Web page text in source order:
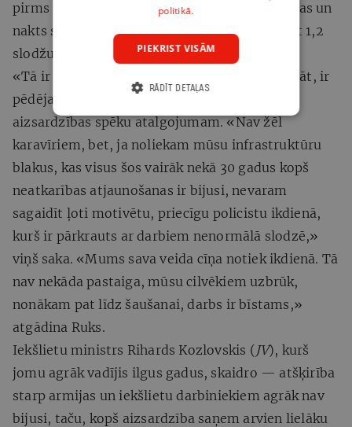
pirms nodokļu nomaksas. Strādājot virsstundas un
nakts stundās, labākajā gadījumā var nopelnīt 1,2
slodžu samaksu.
«Tā ir ilgstoša netaisnība,» Ruks saka. Viņaprāt, ir
pēdējais brīdis policistu atalgojumu tuvināt
aizsardzības spēku atalgojumam. «Nav žēl
karavīriem, bet, ja noliekam mūsu infrastruktūru
blakus, kas visus šos vairāk nekā 30 gadus kopš
neatkarības atjaunošanas ir bijusi, nevaram
sagaidīt ļoti motivētu, priecīgu policistu ikdienā,
kurš ir pārkrauts ar darbiem nenormālā slodzē,»
viņš saka. «Mums sava veida cīņa notiek ikdienā. Tā
nav nekāda pastaiga, mūsu cilvēkiem uzbrūk,
nonākam pat līdz šaušanai, darbs ir bīstams,»
atgādina Ruks.
Iekšlietu ministrs Rihards Kozlovskis (JV), kurš
jomu agrāk vadījis ilgus gadus, skaidro — atšķirība
starp armijas un iekšlietu darbiniekiem agrāk nav
bijusi, taču, kopš aizsardzība saņem arvien lielāku
politikā.
PIEKRIST VISĀM
RĀDĪT DETAĻAS